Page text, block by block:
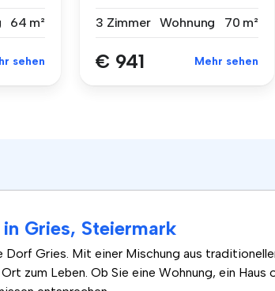
64 m²
sehen
3 Zimmer
Wohnung 70 m²
€ 941 Mehr sehen
Gries, Steiermark
Dorf Gries. Mit einer Mischung aus
zum Leben. Ob Sie eine Wohnung, ein